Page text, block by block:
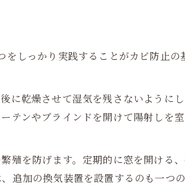
しっかり実践することがカビ防止の
に乾燥させて湿気を残さないように
テンやブラインドを開けて陽射しを
殖を防げます。定期的に窓を開ける
追加の換気装置を設置するのも一つ